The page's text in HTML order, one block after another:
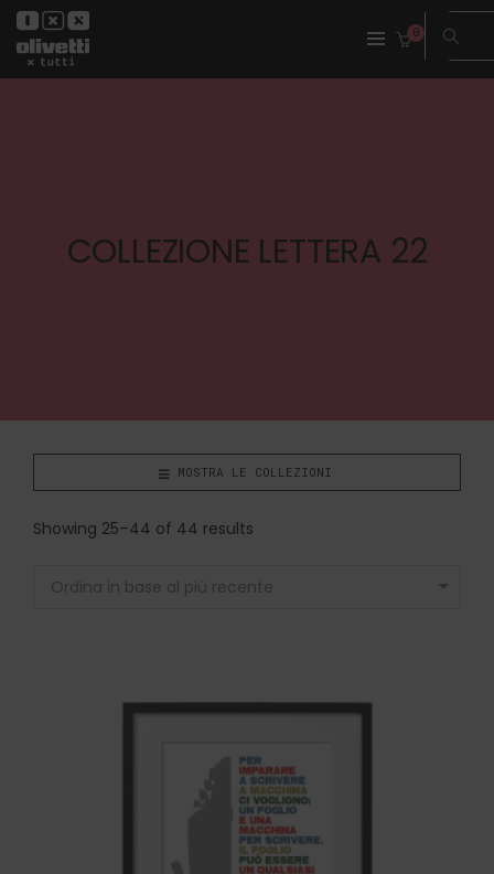
0
COLLEZIONE LETTERA 22
MOSTRA LE COLLEZIONI
Showing 25–44 of 44 results
Ordina in base al più recente